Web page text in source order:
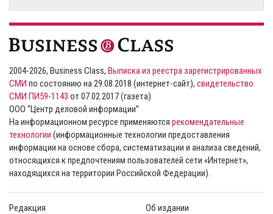
2004-2026, Business Class, Выписка из реестра зарегистрированных
СМИ по состоянию на 29.08.2018 (интернет-сайт), свидетельство
СМИ ПИ59-1143 от 07.02.2017 (газета)
ООО “Центр деловой информации”
На информационном ресурсе применяются рекомендательные
технологии (информационные технологии предоставления
информации на основе сбора, систематизации и анализа сведений,
относящихся к предпочтениям пользователей сети «Интернет»,
находящихся на территории Российской Федерации).
Редакция Об издании